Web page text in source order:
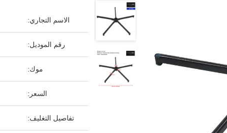
الاسم التجاري:
رقم الموديل:
موك:
السعر:
تفاصيل التغليف: